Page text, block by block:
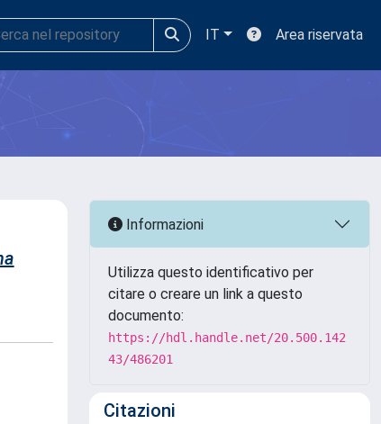
IT Area riservata
Informazioni
Utilizza questo identificativo per
citare o creare un link a questo
documento:
https://hdl.handle.net/20.500.142
43/486201
Citazioni